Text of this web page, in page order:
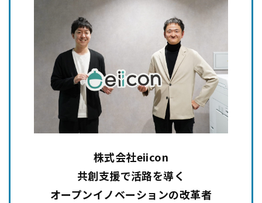
株式会社eiicon
共創支援で活路を導く
オープンイノベーションの改革者